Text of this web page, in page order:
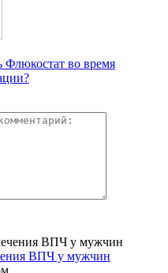
во время
ВПЧ у мужчин